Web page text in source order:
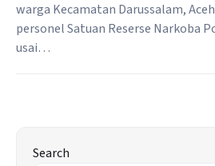
warga Kecamatan Darussalam,
personel Satuan Reserse Narkoba
usai…
Search